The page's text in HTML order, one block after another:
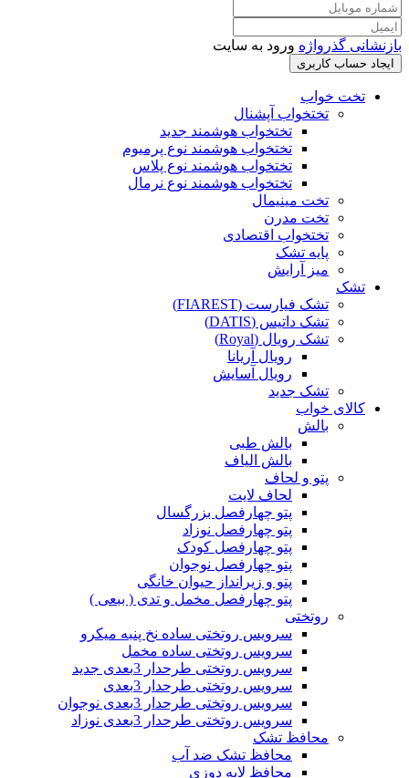
بازنشانی گذرواژه ورود به سایت
ایجاد حساب کاربری
تخت خواب
تختخواب آپشنال
تختخواب هوشمند جدید
تختخواب هوشمند نوع پرمیوم
تختخواب هوشمند نوع پلاس
تختخواب هوشمند نوع نرمال
تخت مینیمال
تخت مدرن
تختخواب اقتصادی
پایه تشک
میز آرایش
تشک
تشک فیارست (FIAREST)
تشک داتیس (DATIS)
تشک رویال (Royal)
رویال آریانا
رویال آسایش
تشک جدید
کالای خواب
بالش
بالش طبی
بالش الیاف
پتو و لحاف
لحاف لایت
پتو چهارفصل بزرگسال
پتو چهارفصل نوزاد
پتو چهارفصل کودک
پتو چهارفصل نوجوان
پتو و زیرانداز حیوان خانگی
پتو چهارفصل مخمل و تدی ( ببعی )
روتختی
سرویس روتختی ساده نخ پنبه میکرو
سرویس روتختی ساده مخمل
سرویس روتختی طرحدار 3بعدی جدید
سرویس روتختی طرحدار 3بعدی
سرویس روتختی طرحدار 3بعدی نوجوان
سرویس روتختی طرحدار 3بعدی نوزاد
محافظ تشک
محافظ تشک ضد آب
محافظ لایه دوزی